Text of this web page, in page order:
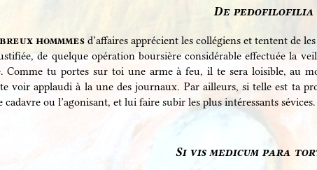
De pedofilofilia
hommmesd’affaires apprécient les collégiens et tentent de
de quelque opération boursière considérable effectuée la
Comme tu portes sur toi une arme à feu, il te sera loisible, au
voir applaudi à la une des journaux. Par ailleurs, si telle est ta
cadavre ou l’agonisant, et lui faire subir les plus intéressants
Si vis medicum para